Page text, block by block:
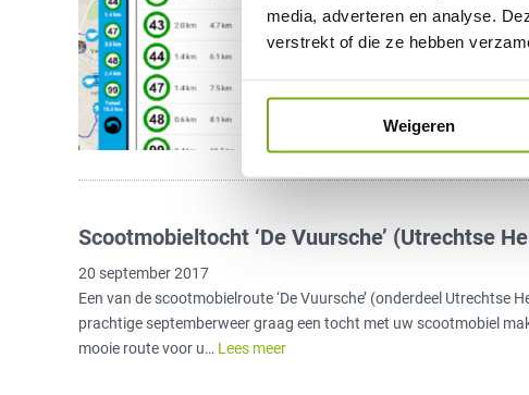
media, adverteren en analyse.
verstrekt of die ze hebben
Weigeren
Screenshot Fietsknoop-app.
voor fietsers, maar ook
Scootmobieltocht ‘De Vuursche’ (Utrechtse
20 september 2017
Een van de scootmobielroute ‘De Vuursche’ (onderdeel Utrechtse
prachtige septemberweer graag een tocht met uw scootmobiel
mooie route voor u… Lees meer